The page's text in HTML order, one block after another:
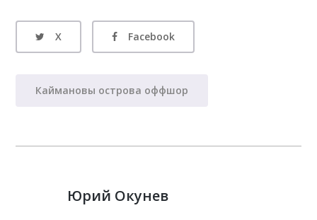
X Facebook
Каймановы острова оффшор
Юрий Окунев